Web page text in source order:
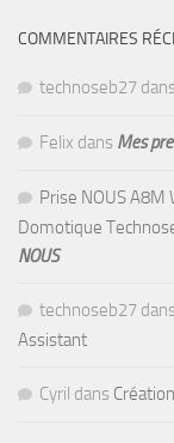
COMMENTAIRES
technoseb27 dans
Felix dans Mes
Prise NOUS
Domotique
NOUS
technoseb27 dans
Assistant
Cyril dans